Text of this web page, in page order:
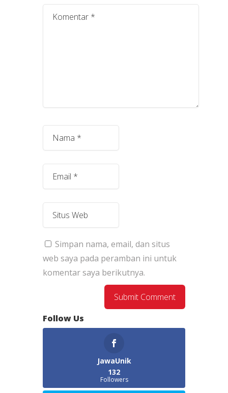
Simpan nama, email, dan situs
web saya pada peramban ini untuk
komentar saya berikutnya.
Follow Us
JawaUnik
132
Followers